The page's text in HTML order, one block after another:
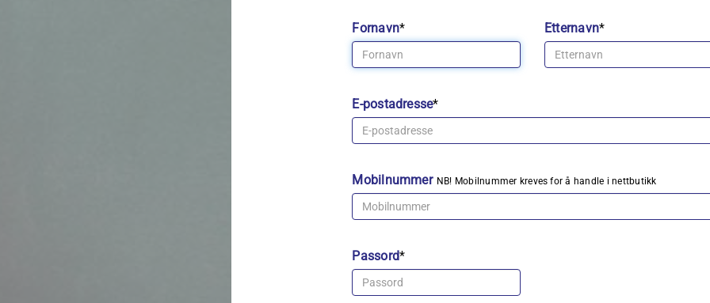
Fornavn* Etternavn*
E-postadresse*
Mobilnummer NB! Mobilnummer kreves for å handle i nettbutikk
Passord*